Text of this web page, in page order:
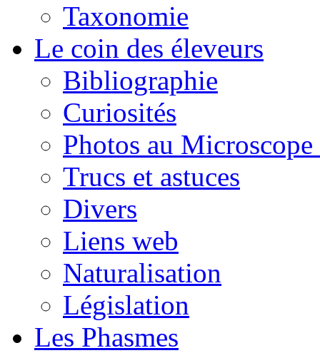
Taxonomie
Le coin des éleveurs
Bibliographie
Curiosités
Photos au
Trucs et astuces
Divers
Liens web
Naturalisation
Législation
Les Phasmes